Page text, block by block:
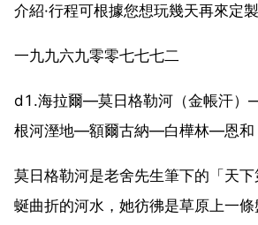
介紹·行程可根據您想玩幾天再來定製
一九九六九零零七七七二
d1.海拉爾—莫日格勒河（金帳汗
根河溼地—額爾古納—白樺林—恩和
莫日格勒河是老舍先生筆下的「天
蜒曲折的河水，她彷彿是草原上一